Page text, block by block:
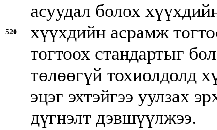
520
асуудал болох
хүүхдийн асрамж
тогтоох стандартыг
төлөөгүй тохиолдолд
эцэг эхтэйгээ уулзах
дүгнэлт дэвшүүлжээ.